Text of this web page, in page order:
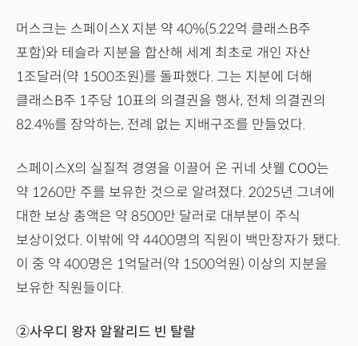
머스크는 스페이스X 지분 약 40%(5.22억 클래스B주
포함)와 테슬라 지분을 합산해 세계 최초로 개인 자산
1조달러(약 1500조원)를 돌파했다. 그는 지분에 더해
클래스B주 1주당 10표의 의결권을 행사, 전체 의결권의
82.4%를 장악하는, 전례 없는 지배구조를 만들었다.
스페이스X의 실질적 경영을 이끌어 온 귀네 샷웰 COO는
약 1260만 주를 보유한 것으로 알려졌다. 2025년 그녀에
대한 보상 총액은 약 8500만 달러로 대부분이 주식
보상이었다. 이밖에 약 4400명의 직원이 백만장자가 됐다.
이 중 약 400명은 1억달러(약 1500억원) 이상의 지분을
보유한 직원들이다.
②사우디 왕자 알왈리드 빈 탈랄